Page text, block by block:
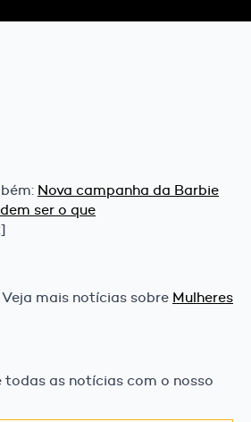
Nova campanha da Barbie
ser o que
Veja mais notícias sobre Mulheres
todas as notícias com o nosso